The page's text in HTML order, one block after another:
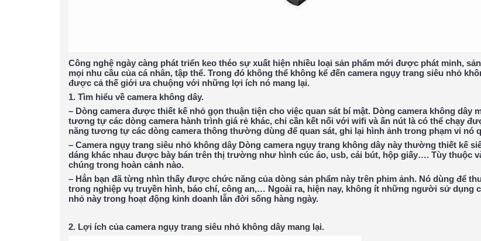
Công nghệ ngày càng phát triển keo théo sự xuất hiện nhiều loại sản phẩm mới được phát minh,
mọi nhu cầu của cá nhân, tập thể. Trong đó không thể không kể đến camera ngụy trang siêu nhỏ
được cả thế giới ưa chuộng với những lợi ích nó mang lại.
1. Tìm hiểu về camera không dây.
– Dòng camera được thiết kế nhỏ gọn thuận tiện cho việc quan sát bí mật. Dòng camera không dây
tương tự các dòng camera hành trình giá rẻ khác, chỉ cần kết nối với wifi và ấn nút là có thể chạy
năng tương tự các dòng camera thông thường dùng để quan sát, ghi lại hình ảnh trong phạm vi nó
– Camera ngụy trang siêu nhỏ không dây Dòng camera ngụy trang không dây này thường thiết kế
dáng khác nhau được bày bán trên thị trường như hình cúc áo, usb, cái bút, hộp giấy…. Tùy thuộc
chúng trong hoàn cảnh nào.
– Hẳn bạn đã từng nhìn thấy được chức năng của dòng sản phẩm này trên phim ảnh. Nó dùng để
trong nghiệp vụ truyền hình, báo chí, công an,… Ngoài ra, hiện nay, không ít những người sử dụng
nhỏ này trong hoạt động kinh doanh lẫn đời sống hàng ngày.
2. Lợi ích của camera ngụy trang siêu nhỏ không dây mang lại.